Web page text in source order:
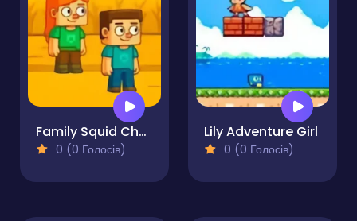
Family Squid Challenge
0 (0 Голосів)
Lily Adventure Girl
0 (0 Голосів)